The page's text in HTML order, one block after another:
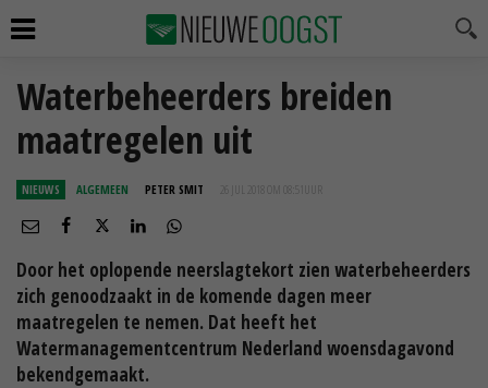
Waterbeheerders breiden
maatregelen uit
NIEUWS ALGEMEEN PETER SMIT 26 JUL 2018 OM 08:51
Door het oplopende neerslagtekort zien waterbeheerders
zich genoodzaakt in de komende dagen meer
maatregelen te nemen. Dat heeft het
Watermanagementcentrum Nederland woensdagavond
bekendgemaakt.